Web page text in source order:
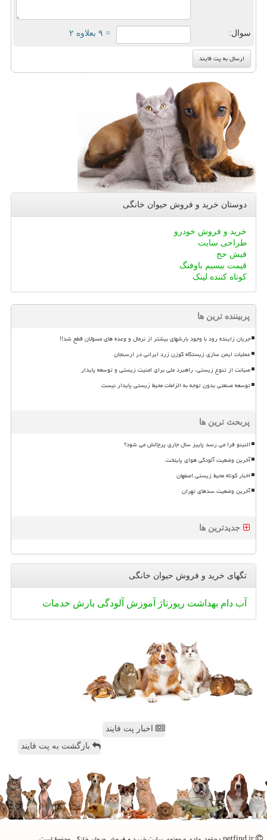
سوال: = ۹ بعلاوه ۲
دوستان خرید و فروش حیوان خانگی
خرید و فروش خودرو
طراحی سایت
فیش حج
قیمت بیسیم باوفنگ
کوتاه کننده لینک
پربیننده ترین ها
جریان زاینده رود با وجود بارشهای بیشتر از نرمال و وعده های مسؤلان قطع شد!!
عملیات ایمن سازی زیستگاه گوزن زرد ایرانی در ارسنجان
صیانت از تنوع زیستی، راهبرد ملی برای امنیت زیستی و توسعه پایدار
توسعه صنعتی بدون توجه به الزامات محیط زیستی پایدار نیست
پربحث ترین ها
النینو فرا می رسد پاییز سال جاری پرچالش می شود؟
آخرین وضعیت آلودگی هوای پایتخت
اخبار کوتاه محیط زیستی اصفهان
آخرین وضعیت سدهای تهران
جدیدترین ها
تگهای خرید و فروش حیوان خانگی
آب دام بهداشت رپورتاژ آموزش آلودگی بارش خدمات
اخبار پت فایند
بازگشت به پت فایند